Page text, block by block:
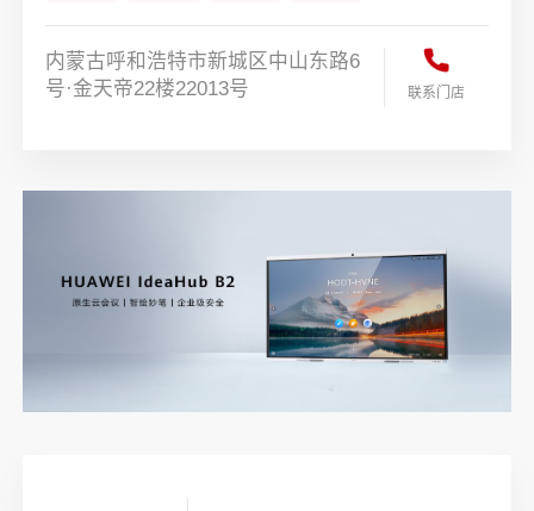
内蒙古呼和浩特市新城区中山东路6
号·金天帝22楼22013号
联系门店